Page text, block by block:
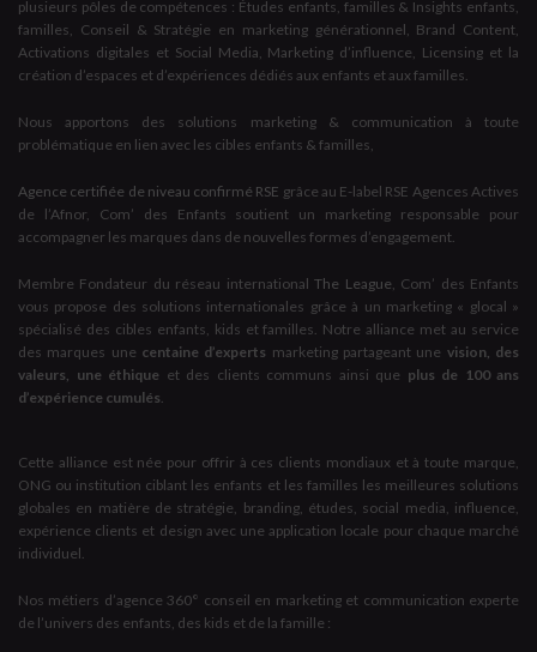
plusieurs pôles de compétences : Études enfants, familles & Insights enfants,
familles, Conseil & Stratégie en marketing générationnel, Brand Content,
Activations digitales et Social Media, Marketing d’influence, Licensing et la
création d’espaces et d’expériences dédiés aux enfants et aux familles.
Nous apportons des solutions marketing & communication à toute
problématique en lien avec les cibles enfants & familles,
Agence certifiée de niveau confirmé RSE grâce au E-label RSE Agences Actives
de l’Afnor, Com’ des Enfants soutient un marketing responsable pour
accompagner les marques dans de nouvelles formes d’engagement.
Membre Fondateur du réseau internationalThe League, Com’ des Enfants
vous propose des solutions internationales grâce à un marketing « glocal »
spécialisé des cibles enfants, kids et familles. Notre alliance met au service
des marques une centaine d’experts marketing partageant une vision, des
valeurs, une éthique et des clients communs ainsi que plus de 100 ans
d’expérience cumulés.
Cette alliance est née pour offrir à ces clients mondiaux et à toute marque,
ONG ou institution ciblant les enfants et les familles les meilleures solutions
globales en matière de stratégie, branding, études, social media, influence,
expérience clients et design avec une application locale pour chaque marché
individuel.
Nos métiers d’agence 360° conseil en marketing et communication experte
de l’univers des enfants, des kids et de la famille :